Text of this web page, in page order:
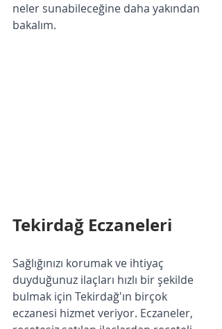
neler sunabileceğine daha yakından
bakalım.
Tekirdağ Eczaneleri
Sağlığınızı korumak ve ihtiyaç
duyduğunuz ilaçları hızlı bir şekilde
bulmak için Tekirdağ'ın birçok
eczanesi hizmet veriyor. Eczaneler,